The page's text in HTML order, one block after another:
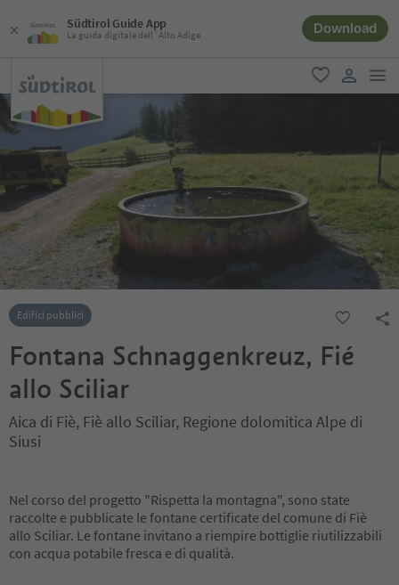
Südtirol Guide App
La guida digitale dell´Alto Adige Download
favoriti
user link
Edifici pubblici
Fontana Schnaggenkreuz, Fié
allo Sciliar
Aica di Fiè, Fiè allo Sciliar, Regione dolomitica Alpe di
Siusi
Nel corso del progetto "Rispetta la montagna", sono state
raccolte e pubblicate le fontane certificate del comune di Fiè
allo Sciliar. Le fontane invitano a riempire bottiglie riutilizzabili
con acqua potabile fresca e di qualità.